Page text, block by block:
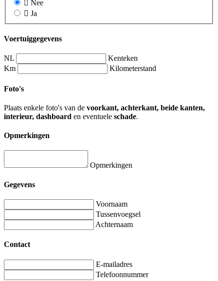
Nee
Ja
Voertuiggegevens
NL
Kenteken
Km
Kilometerstand
Foto's
Plaats enkele foto's van de voorkant, achterkant, beide kanten,
interieur, dashboard en eventuele schade.
Opmerkingen
Opmerkingen
Gegevens
Voornaam
Tussenvoegsel
Achternaam
Contact
E-mailadres
Telefoonnummer